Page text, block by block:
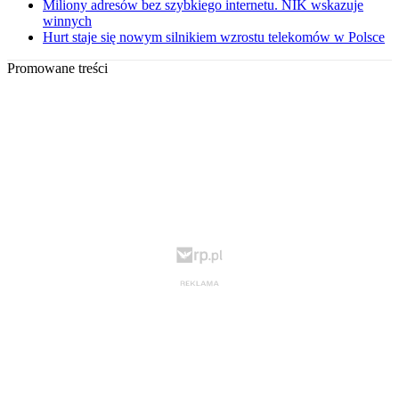
Miliony adresów bez szybkiego internetu. NIK wskazuje
winnych
Hurt staje się nowym silnikiem wzrostu telekomów w Polsce
Promowane treści